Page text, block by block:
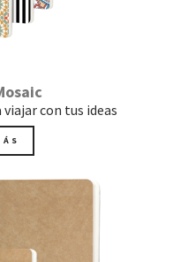
con tus ideas